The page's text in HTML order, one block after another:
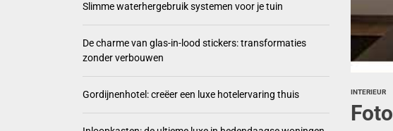
INTERIEUR
Slimme waterhergebruik systemen voor je tuin
De charme van glas-in-lood stickers: transformaties
zonder verbouwen
Gordijnenhotel: creëer een luxe hotelervaring thuis